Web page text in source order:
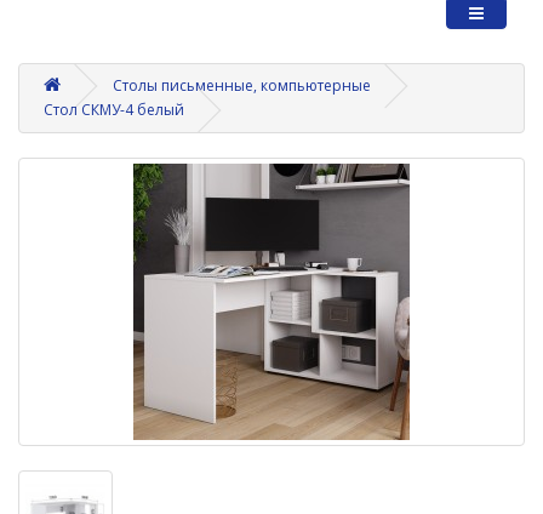
Столы письменные, компьютерные
Стол СКМУ-4 белый